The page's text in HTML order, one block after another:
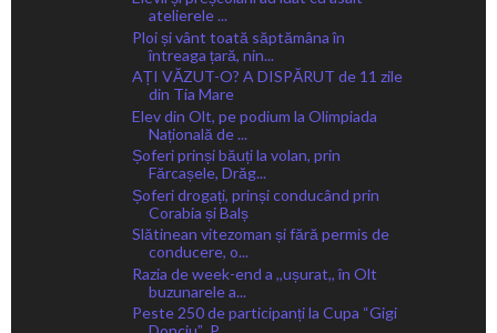
atelierele ...
Ploi și vânt toată săptămâna în
întreaga țară, nin...
AȚI VĂZUT-O? A DISPĂRUT de 11 zile
din Tia Mare
Elev din Olt, pe podium la Olimpiada
Națională de ...
Șoferi prinși băuți la volan, prin
Fărcașele, Drăg...
Șoferi drogați, prinși conducând prin
Corabia și Balș
Slătinean vitezoman și fără permis de
conducere, o...
Razia de week-end a ,,ușurat,, în Olt
buzunarele a...
Peste 250 de participanți la Cupa “Gigi